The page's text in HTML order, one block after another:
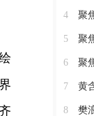
4 聚焦
5 聚
6 聚焦
7 黄
8 樊